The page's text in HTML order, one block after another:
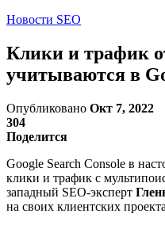
Новости SEO
Клики и трафик
учитываются в
Опубликовано Окт 7, 2022
304
Поделится
Google Search Console в
клики и трафик с
западный SEO-эксперт
на своих клиентских